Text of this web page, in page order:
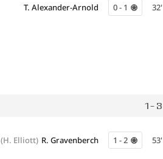
32'
0 - 1
T. Alexander-Arnold
1 - 3
53'
1 - 2
R. Gravenberch
(H. Elliott)